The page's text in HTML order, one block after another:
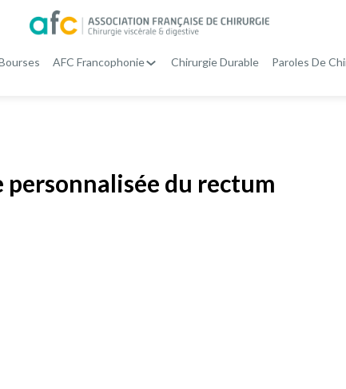
AFC Francophonie Chirurgie Durable Paroles De
personnalisée du rectum